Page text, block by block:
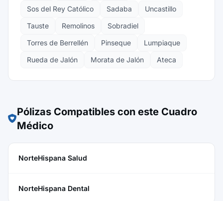
Sos del Rey Católico
Sadaba
Uncastillo
Tauste
Remolinos
Sobradiel
Torres de Berrellén
Pinseque
Lumpiaque
Rueda de Jalón
Morata de Jalón Ateca
Pólizas Compatibles con este Cuadro
Médico
NorteHispana Salud
NorteHispana Dental